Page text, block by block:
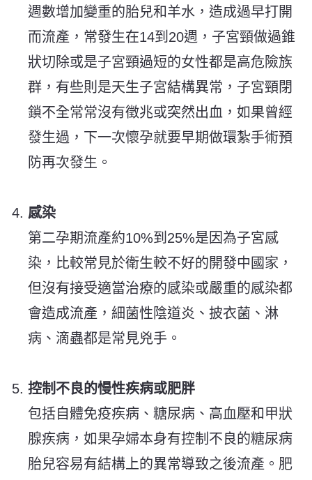
週數增加變重的胎兒和羊水，造成過早打開
而流產，常發生在14到20週，子宮頸做過錐
狀切除或是子宮頸過短的女性都是高危險族
群，有些則是天生子宮結構異常，子宮頸閉
鎖不全常常沒有徵兆或突然出血，如果曾經
發生過，下一次懷孕就要早期做環紮手術預
防再次發生。
感染
第二孕期流產約10%到25%是因為子宮感
染，比較常見於衛生較不好的開發中國家，
但沒有接受適當治療的感染或嚴重的感染都
會造成流產，細菌性陰道炎、披衣菌、淋
病、滴蟲都是常見兇手。
控制不良的慢性疾病或肥胖
包括自體免疫疾病、糖尿病、高血壓和甲狀
腺疾病，如果孕婦本身有控制不良的糖尿病
胎兒容易有結構上的異常導致之後流產。肥